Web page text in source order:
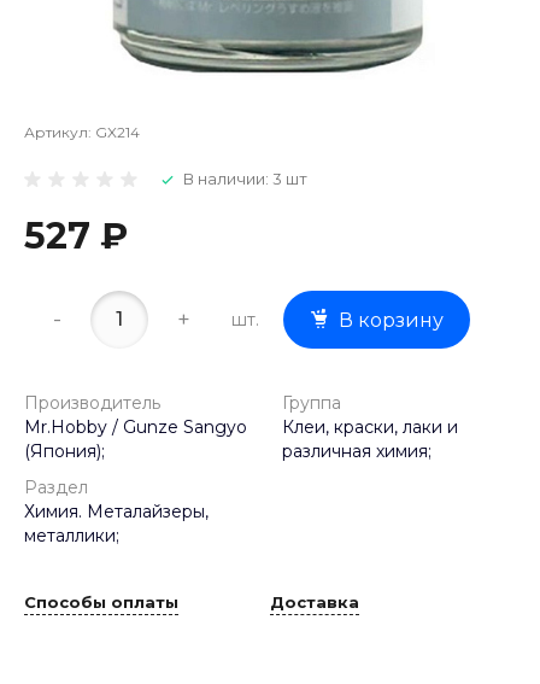
Артикул: GX214
В наличии: 3 шт
527 ₽
- + шт. В корзину
Производитель
Mr.Hobby / Gunze Sangyo
(Япония);
Группа
Клеи, краски, лаки и
различная химия;
Раздел
Химия. Металайзеры,
металлики;
Способы оплаты Доставка